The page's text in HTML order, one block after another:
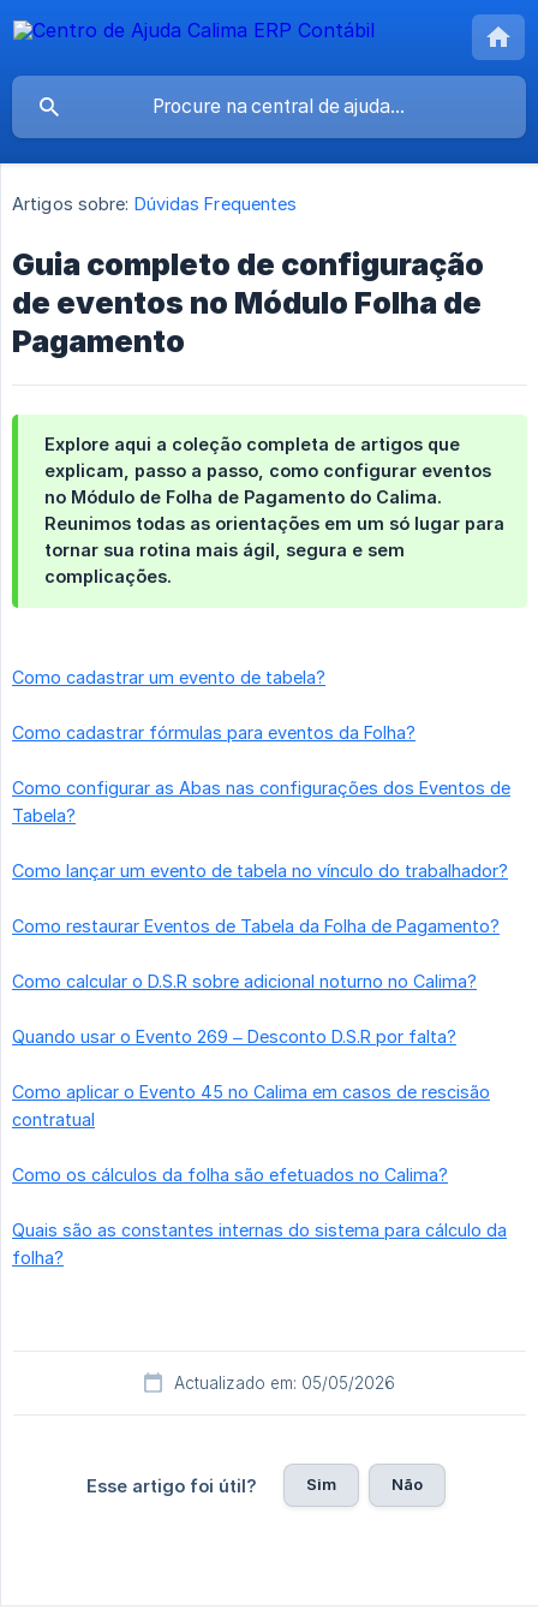
Artigos sobre: Dúvidas Frequentes
Guia completo de configuração
de eventos no Módulo Folha de
Pagamento
Explore aqui a coleção completa de artigos que
explicam, passo a passo, como configurar eventos
no Módulo de Folha de Pagamento do Calima.
Reunimos todas as orientações em um só lugar para
tornar sua rotina mais ágil, segura e sem
complicações.
Como cadastrar um evento de tabela?
Como cadastrar fórmulas para eventos da Folha?
Como configurar as Abas nas configurações dos Eventos de
Tabela?
Como lançar um evento de tabela no vínculo do trabalhador?
Como restaurar Eventos de Tabela da Folha de Pagamento?
Como calcular o D.S.R sobre adicional noturno no Calima?
Quando usar o Evento 269 – Desconto D.S.R por falta?
Como aplicar o Evento 45 no Calima em casos de rescisão
contratual
Como os cálculos da folha são efetuados no Calima?
Quais são as constantes internas do sistema para cálculo da
folha?
Actualizado em: 05/05/2026
Esse artigo foi útil? Sim Não